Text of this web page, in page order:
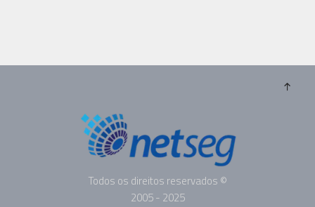
Todos os direitos reservados ©
2005 - 2025